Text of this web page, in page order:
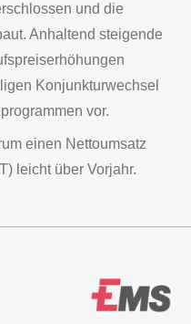
und die
Anhaltend steigende
Konjunkturwechsel
vor.
einen Nettoumsatz
leicht über Vorjahr.